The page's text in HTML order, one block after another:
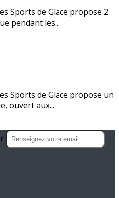
Sports de Glace propose 2
pendant les...
Sports de Glace propose un
ouvert aux...